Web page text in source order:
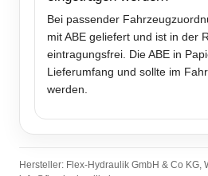
Bei passender
mit ABE geliefert und ist in der
eintragungsfrei. Die ABE in
Lieferumfang und sollte im
werden.
Hersteller: Flex-Hydraulik GmbH & Co KG,